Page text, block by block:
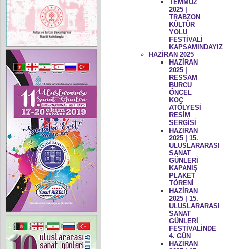
TEMMUZ
2025 |
TRABZON
KÜLTÜR
YOLU
FESTİVALİ
KAPSAMINDAYIZ
HAZİRAN 2025
HAZİRAN
2025 |
RESSAM
BURCU
ÖNCEL
KOÇ
ATÖLYESİ
RESİM
SERGİSİ
HAZİRAN
2025 | 15.
ULUSLARARASI
SANAT
GÜNLERİ
KAPANIŞ
PLAKET
TÖRENİ
HAZİRAN
2025 | 15.
ULUSLARARASI
SANAT
GÜNLERİ
FESTİVALİNDE
4. GÜN
HAZİRAN